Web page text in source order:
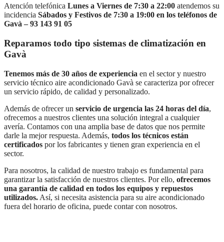
Atención telefónica Lunes a Viernes de 7:30 a 22:00 atendemos su
incidencia Sábados y Festivos de 7:30 a 19:00 en los teléfonos de
Gavà – 93 143 91 05
Reparamos todo tipo sistemas de climatización en
Gavà
Tenemos más de 30 años de experiencia en el sector y nuestro
servicio técnico aire acondicionado Gavà se caracteriza por ofrecer
un servicio rápido, de calidad y personalizado.
Además de ofrecer un servicio de urgencia las 24 horas del día,
ofrecemos a nuestros clientes una solución integral a cualquier
avería. Contamos con una amplia base de datos que nos permite
darle la mejor respuesta. Además, todos los técnicos están
certificados por los fabricantes y tienen gran experiencia en el
sector.
Para nosotros, la calidad de nuestro trabajo es fundamental para
garantizar la satisfacción de nuestros clientes. Por ello, ofrecemos
una garantía de calidad en todos los equipos y repuestos
utilizados. Así, si necesita asistencia para su aire acondicionado
fuera del horario de oficina, puede contar con nosotros.